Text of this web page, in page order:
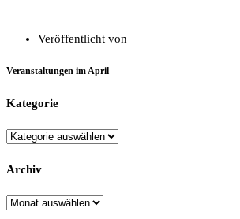
Veröffentlicht von
Veranstaltungen im April
Kategorie
Kategorie
Archiv
Archiv